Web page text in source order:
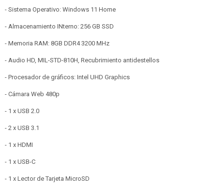
- Sistema Operativo: Windows 11 Home
- Almacenamiento INterno: 256 GB SSD
- Memoria RAM: 8GB DDR4 3200 MHz
- Audio HD, MIL-STD-810H, Recubrimiento antidestellos
- Procesador de gráficos: Intel UHD Graphics
- Cámara Web 480p
- 1 x USB 2.0
- 2 x USB 3.1
- 1 x HDMI
- 1 x USB-C
- 1 x Lector de Tarjeta MicroSD